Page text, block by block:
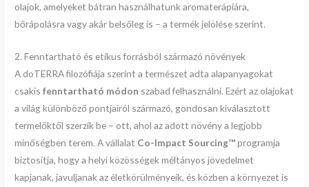
olajok, amelyeket bátran használhatunk aromaterápiára,
bőrápolásra vagy akár belsőleg is – a termék jelölése szerint.
2. Fenntartható és etikus forrásból származó növények
A doTERRA filozófiája szerint a természet adta alapanyagokat
csakisfenntartható módon szabad felhasználni. Ezért az olajokat
a világ különböző pontjairól származó, gondosan kiválasztott
termelőktől szerzik be – ott, ahol az adott növény a legjobb
minőségben terem. A vállalat Co-Impact Sourcing™programja
biztosítja, hogy a helyi közösségek méltányos jövedelmet
kapjanak, javuljanak az életkörülményeik, és közben a környezet is